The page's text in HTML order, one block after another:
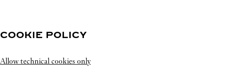
COOKIE POLICY
Allow technical cookies only